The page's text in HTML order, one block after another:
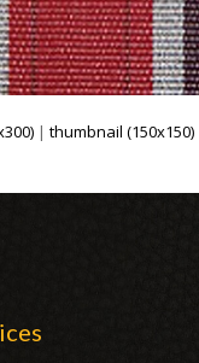
|thumbnail (150x150)